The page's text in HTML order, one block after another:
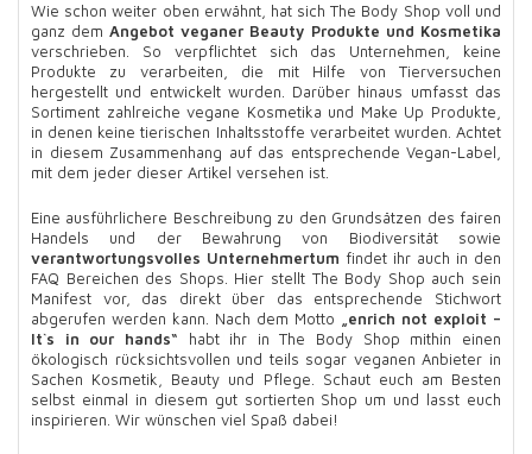
Wie schon weiter oben erwähnt, hat sich The Body Shop voll und
ganz dem Angebot veganer Beauty Produkte und Kosmetika
verschrieben. So verpflichtet sich das Unternehmen, keine
Produkte zu verarbeiten, die mit Hilfe von Tierversuchen
hergestellt und entwickelt wurden. Darüber hinaus umfasst das
Sortiment zahlreiche vegane Kosmetika und Make Up Produkte,
in denen keine tierischen Inhaltsstoffe verarbeitet wurden. Achtet
in diesem Zusammenhang auf das entsprechende Vegan-Label,
mit dem jeder dieser Artikel versehen ist.
Eine ausführlichere Beschreibung zu den Grundsätzen des fairen
Handels und der Bewahrung von Biodiversität sowie
verantwortungsvolles Unternehmertum findet ihr auch in den
FAQ Bereichen des Shops. Hier stellt The Body Shop auch sein
Manifest vor, das direkt über das entsprechende Stichwort
abgerufen werden kann. Nach dem Motto
„enrich not exploit –
It`s in our hands“ habt ihr in The Body Shop mithin einen
ökologisch rücksichtsvollen und teils sogar veganen Anbieter in
Sachen Kosmetik, Beauty und Pflege. Schaut euch am Besten
selbst einmal in diesem gut sortierten Shop um und lasst euch
inspirieren. Wir wünschen viel Spaß dabei!